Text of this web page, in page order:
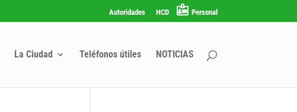
Autoridades HCD Personal
La Ciudad Teléfonos útiles NOTICIAS